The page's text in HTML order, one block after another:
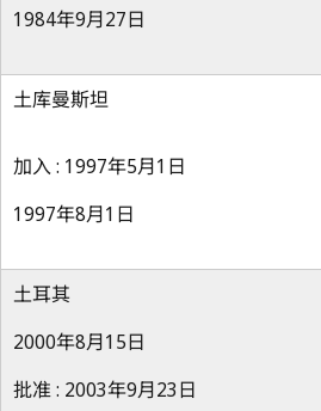
1984年9月27日
土库曼斯坦
加入 : 1997年5月1日
1997年8月1日
土耳其
2000年8月15日
批准 : 2003年9月23日